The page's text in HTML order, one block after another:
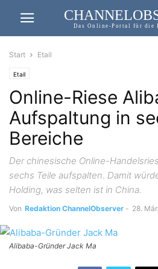
Das Online-Portal für die
Start Etail
Etail
Online-Riese
Aufspaltung in
Bereiche
Der chinesische Online-
sechs Teile aufspalten. Damit
Holding, was selten ist in China.
Von Redaktion ChannelObserver - 28.
Alibaba-Gründer Jack Ma